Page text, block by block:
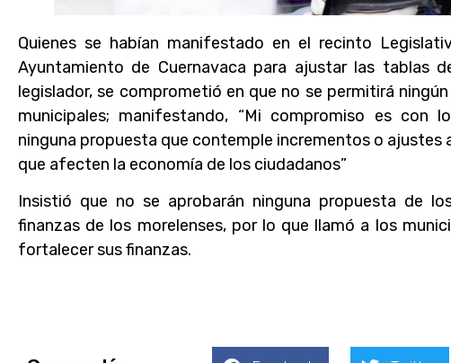
Quienes se habían manifestado en el recinto
Ayuntamiento de Cuernavaca para ajustar las tablas
legislador, se comprometió en que no se permitirá
municipales; manifestando, “Mi compromiso es con
ninguna propuesta que contemple incrementos o ajustes
que afecten la economía de los ciudadanos”
Insistió que no se aprobarán ninguna propuesta de
finanzas de los morelenses, por lo que llamó a los
fortalecer sus finanzas.